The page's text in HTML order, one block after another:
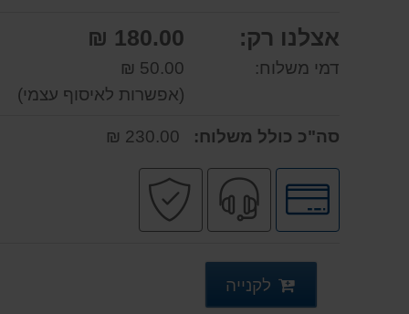
אצלנו רק: 180.00 ₪
דמי משלוח:
50.00 ₪
(אפשרות לאיסוף עצמי)
סה"כ כולל משלוח:
לחץ
לאפשרויות
תשלומים
שירות
מקצועי
לקנייה